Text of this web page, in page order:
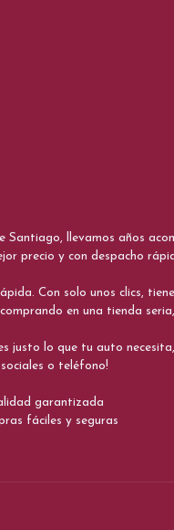
llevamos años
precio y con despacho
Con solo unos clics,
en una tienda
justo lo que tu auto
o teléfono!
garantizada
fáciles y seguras